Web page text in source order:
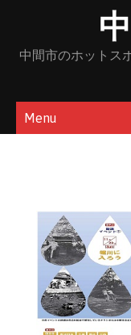
content中間市のホットス
Menu